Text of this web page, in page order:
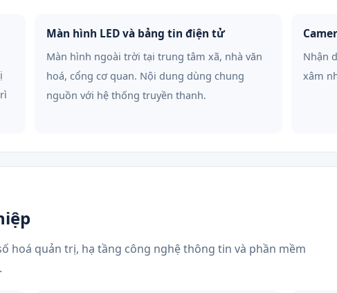
Màn hình LED và bảng tin điện tử
Màn hình ngoài trời tại trung tâm xã, nhà văn
hoá, cổng cơ quan. Nội dung dùng chung
nguồn với hệ thống truyền thanh.
Nhận
xâm
hoá quản trị, hạ tầng công nghệ thông tin và phần mềm